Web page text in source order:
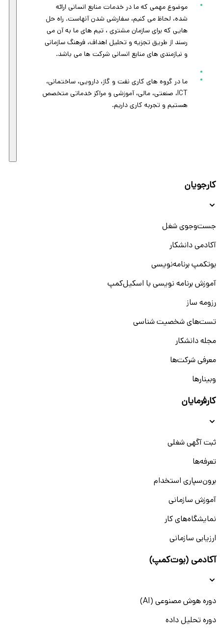
موضوع مهمی که ما در خدمات منابع انسانی ارائه
شده، لحاظ می کنیم، سفارشی شدن آنهاست. راه حل
هایی که برای سازمان مشتری ، تیم های ما به آن می
رسند از طریق تجزیه و تحلیل اهداف، فرهنگ سازمانی
و نیازمندی های منابع انسانی شرکت ها می باشد.
ما در گروه های کاری نفت و گاز، دارویی، ساختمانی،
ICT، صنعتی، مالی، آموزشی و مراکز خدماتی متخصص
هستیم و تجربه کاری داریم.
کارجویان
جست‌و‌جوی شغل
آکادمی دانشکار
بوتکمپ برنامه‌نویسی
آموزش برنامه نویسی با اسکیل‌کمپ
رزومه ساز
تست‌های شخصیت شناسی
مجله دانشکار
معرفی شرکت‌ها
وبینار‌‌ها
کارفرمایان
ثبت آگهی شغلی
تعرفه‌ها
برون‌سپاری استخدام
آموزش سازمانی
نمایشگاه‌های کار
ارزیابی سازمانی
آکادمی (بوت‌کمپ)
دوره هوش مصنوعی (AI)
دوره تحلیل داده